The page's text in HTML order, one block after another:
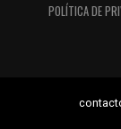
POLÍTICA DE